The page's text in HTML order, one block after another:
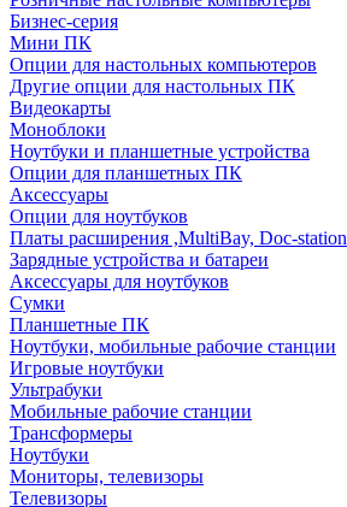
Бизнес-серия
Мини ПК
Опции для настольных компьютеров
Другие опции для настольных ПК
Видеокарты
Моноблоки
Ноутбуки и планшетные устройства
Опции для планшетных ПК
Аксессуары
Опции для ноутбуков
Платы расширения ,MultiBay, Doc-station
Зарядные устройства и батареи
Аксессуары для ноутбуков
Сумки
Планшетные ПК
Ноутбуки, мобильные рабочие станции
Игровые ноутбуки
Ультрабуки
Мобильные рабочие станции
Трансформеры
Ноутбуки
Мониторы, телевизоры
Телевизоры